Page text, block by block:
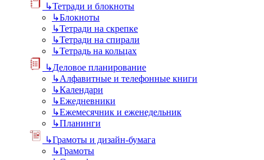
↳Тетради и блокноты
↳Блокноты
↳Тетради на скрепке
↳Тетради на спирали
↳Тетрадь на кольцах
↳Деловое планирование
↳Алфавитные и телефонные книги
↳Календари
↳Ежедневники
↳Ежемесячник и еженедельник
↳Планинги
↳Грамоты и дизайн-бумага
↳Грамоты